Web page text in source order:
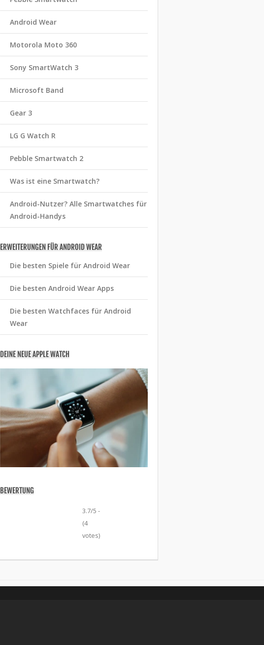
Android Wear
Motorola Moto 360
Sony SmartWatch 3
Microsoft Band
Gear 3
LG G Watch R
Pebble Smartwatch 2
Was ist eine Smartwatch?
Android-Nutzer? Alle Smartwatches für
Android-Handys
ERWEITERUNGEN FÜR ANDROID WEAR
Die besten Spiele für Android Wear
Die besten Android Wear Apps
Die besten Watchfaces für Android
Wear
DEINE NEUE APPLE WATCH
BEWERTUNG
3.7/5 -
(4
votes)